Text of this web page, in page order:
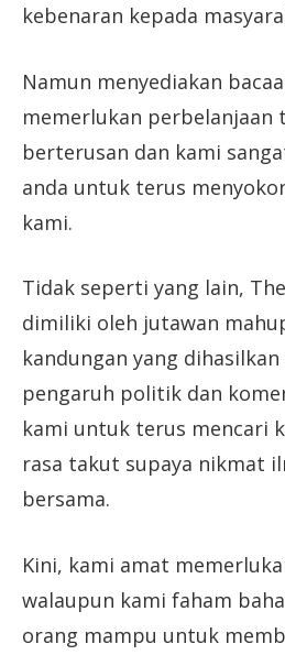
kebenaran kepada
Namun menyediakan
memerlukan perbelanjaan
berterusan dan kami
anda untuk terus
kami.
Tidak seperti yang lain,
dimiliki oleh jutawan
kandungan yang
pengaruh politik dan
kami untuk terus mencari
rasa takut supaya nikmat
bersama.
Kini, kami amat
walaupun kami faham
orang mampu untuk